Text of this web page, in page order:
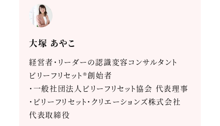
大塚 あやこ
経営者・リーダーの認識変容コンサルタント
ビリーフリセット®創始者
・一般社団法人ビリーフリセット協会 代表理事
・ビリーフリセット・クリエーションズ株式会社
代表取締役